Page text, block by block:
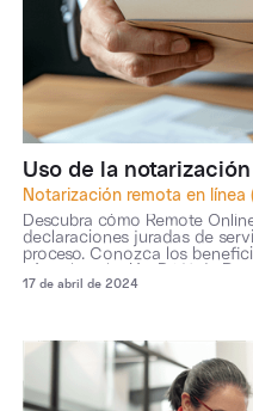
Notarización remota en línea
Descubra cómo Remote
declaraciones juradas de
proceso. Conozca los
integración y descuentos por
17 de abril de 2024